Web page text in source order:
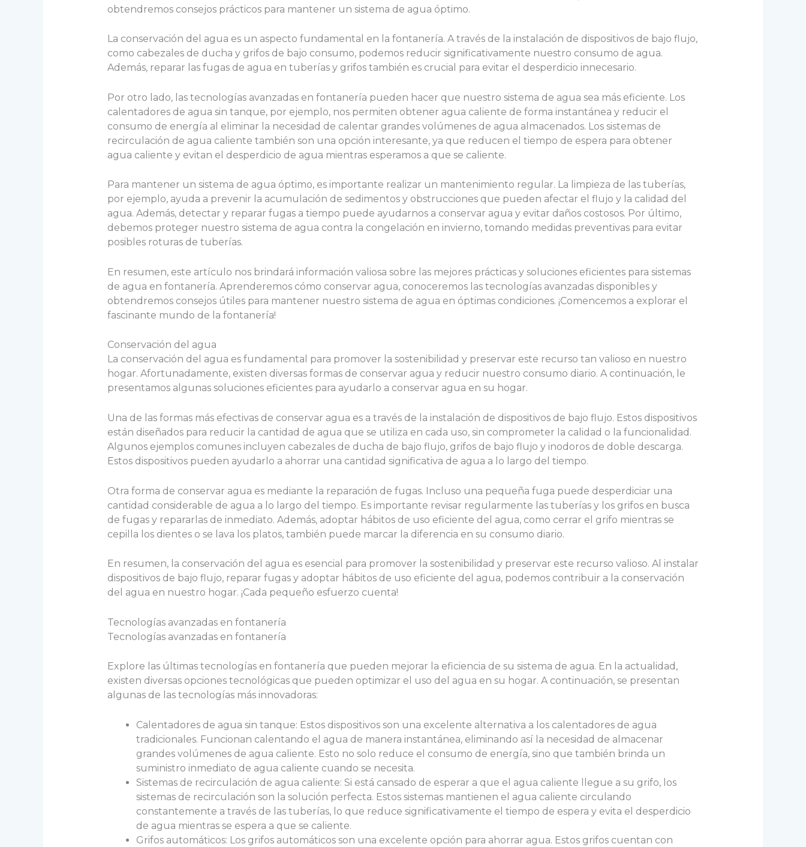
obtendremos consejos prácticos para mantener un sistema de agua óptimo.
La conservación del agua es un aspecto fundamental en la fontanería. A través de la instalación de dispositivos de bajo flujo,
como cabezales de ducha y grifos de bajo consumo, podemos reducir significativamente nuestro consumo de agua.
Además, reparar las fugas de agua en tuberías y grifos también es crucial para evitar el desperdicio innecesario.
Por otro lado, las tecnologías avanzadas en fontanería pueden hacer que nuestro sistema de agua sea más eficiente. Los
calentadores de agua sin tanque, por ejemplo, nos permiten obtener agua caliente de forma instantánea y reducir el
consumo de energía al eliminar la necesidad de calentar grandes volúmenes de agua almacenados. Los sistemas de
recirculación de agua caliente también son una opción interesante, ya que reducen el tiempo de espera para obtener
agua caliente y evitan el desperdicio de agua mientras esperamos a que se caliente.
Para mantener un sistema de agua óptimo, es importante realizar un mantenimiento regular. La limpieza de las tuberías,
por ejemplo, ayuda a prevenir la acumulación de sedimentos y obstrucciones que pueden afectar el flujo y la calidad del
agua. Además, detectar y reparar fugas a tiempo puede ayudarnos a conservar agua y evitar daños costosos. Por último,
debemos proteger nuestro sistema de agua contra la congelación en invierno, tomando medidas preventivas para evitar
posibles roturas de tuberías.
En resumen, este artículo nos brindará información valiosa sobre las mejores prácticas y soluciones eficientes para sistemas
de agua en fontanería. Aprenderemos cómo conservar agua, conoceremos las tecnologías avanzadas disponibles y
obtendremos consejos útiles para mantener nuestro sistema de agua en óptimas condiciones. ¡Comencemos a explorar el
fascinante mundo de la fontanería!
Conservación del agua
La conservación del agua es fundamental para promover la sostenibilidad y preservar este recurso tan valioso en nuestro
hogar. Afortunadamente, existen diversas formas de conservar agua y reducir nuestro consumo diario. A continuación, le
presentamos algunas soluciones eficientes para ayudarlo a conservar agua en su hogar.
Una de las formas más efectivas de conservar agua es a través de la instalación de dispositivos de bajo flujo. Estos dispositivos
están diseñados para reducir la cantidad de agua que se utiliza en cada uso, sin comprometer la calidad o la funcionalidad.
Algunos ejemplos comunes incluyen cabezales de ducha de bajo flujo, grifos de bajo flujo y inodoros de doble descarga.
Estos dispositivos pueden ayudarlo a ahorrar una cantidad significativa de agua a lo largo del tiempo.
Otra forma de conservar agua es mediante la reparación de fugas. Incluso una pequeña fuga puede desperdiciar una
cantidad considerable de agua a lo largo del tiempo. Es importante revisar regularmente las tuberías y los grifos en busca
de fugas y repararlas de inmediato. Además, adoptar hábitos de uso eficiente del agua, como cerrar el grifo mientras se
cepilla los dientes o se lava los platos, también puede marcar la diferencia en su consumo diario.
En resumen, la conservación del agua es esencial para promover la sostenibilidad y preservar este recurso valioso. Al instalar
dispositivos de bajo flujo, reparar fugas y adoptar hábitos de uso eficiente del agua, podemos contribuir a la conservación
del agua en nuestro hogar. ¡Cada pequeño esfuerzo cuenta!
Tecnologías avanzadas en fontanería
Tecnologías avanzadas en fontanería
Explore las últimas tecnologías en fontanería que pueden mejorar la eficiencia de su sistema de agua. En la actualidad,
existen diversas opciones tecnológicas que pueden optimizar el uso del agua en su hogar. A continuación, se presentan
algunas de las tecnologías más innovadoras:
Calentadores de agua sin tanque: Estos dispositivos son una excelente alternativa a los calentadores de agua
tradicionales. Funcionan calentando el agua de manera instantánea, eliminando así la necesidad de almacenar
grandes volúmenes de agua caliente. Esto no solo reduce el consumo de energía, sino que también brinda un
suministro inmediato de agua caliente cuando se necesita.
Sistemas de recirculación de agua caliente: Si está cansado de esperar a que el agua caliente llegue a su grifo, los
sistemas de recirculación son la solución perfecta. Estos sistemas mantienen el agua caliente circulando
constantemente a través de las tuberías, lo que reduce significativamente el tiempo de espera y evita el desperdicio
de agua mientras se espera a que se caliente.
Grifos automáticos: Los grifos automáticos son una excelente opción para ahorrar agua. Estos grifos cuentan con